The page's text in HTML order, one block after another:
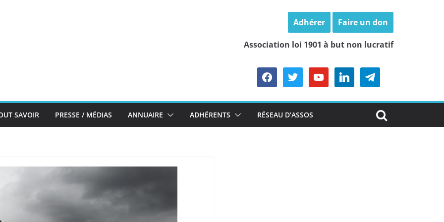
Adhérer Faire un don
Association loi 1901 à but non lucratif
facebook twitter youtube linkedin telegram
SAVOIR PRESSE / MÉDIAS ANNUAIRE ADHÉRENTS RÉSEAU D’ASSOS